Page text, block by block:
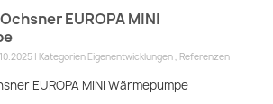
EUROPA MINI
| Kategorien Eigenentwicklungen, Referenzen
EUROPA MINI Wärmepumpe